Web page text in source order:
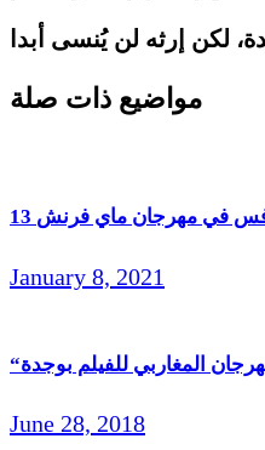
لكن إرثه لن يُنسى أبدا
مواضيع ذات صلة
تنافس في مهرجان ماي فرنش
January 8, 2021
المغاربي للفيلم بوجدة
June 28, 2018